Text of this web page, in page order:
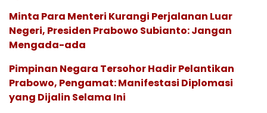
Minta Para Menteri Kurangi Perjalanan Luar
Negeri, Presiden Prabowo Subianto: Jangan
Mengada-ada
Pimpinan Negara Tersohor Hadir Pelantikan
Prabowo, Pengamat: Manifestasi Diplomasi
yang Dijalin Selama Ini